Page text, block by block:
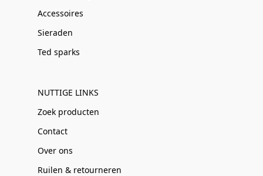
Accessoires
Sieraden
Ted sparks
NUTTIGE LINKS
Zoek producten
Contact
Over ons
Ruilen & retourneren